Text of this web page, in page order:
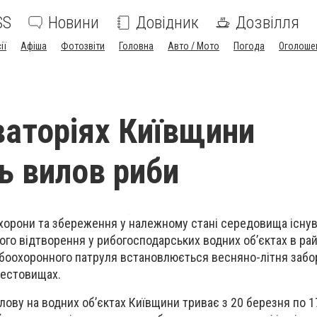
Новини Довідник Дозвілля
Афіша Фотозвіти Головна Авто / Мото Погода
Київщини
вилов риби
та збереження у належному стані середовища
відтворення у рибогосподарських водних об’єктах в
патруля встановлюється весняно-літня
на водних об’єктах Київщини триває з 20 березня по